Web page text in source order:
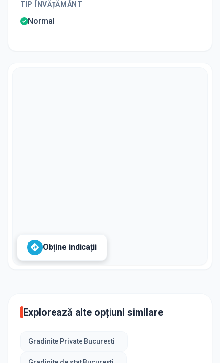
TIP ÎNVĂȚĂMÂNT
Normal
Obține indicații
Explorează alte opțiuni similare
Gradinite Private Bucuresti